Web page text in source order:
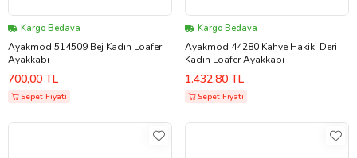
Kargo Bedava
Ayakmod 514509 Bej Kadın Loafer
Ayakkabı
700,00 TL
Sepet Fiyatı
Kargo Bedava
Ayakmod 44280 Kahve Hakiki Deri
Kadın Loafer Ayakkabı
1.432,80 TL
Sepet Fiyatı